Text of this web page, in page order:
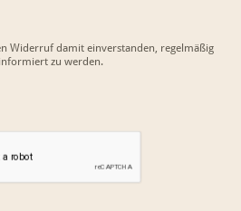
Widerruf damit einverstanden, regelmäßig
zu werden.